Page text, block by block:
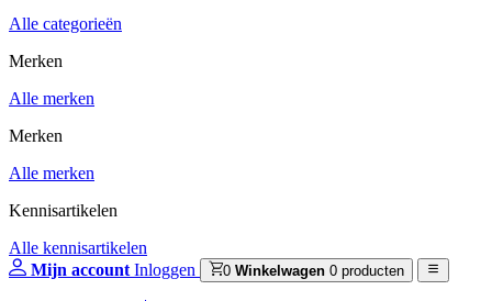
Alle categorieën
Merken
Alle merken
Merken
Alle merken
Kennisartikelen
Alle kennisartikelen
Mijn account Inloggen 0 Winkelwagen 0 producten